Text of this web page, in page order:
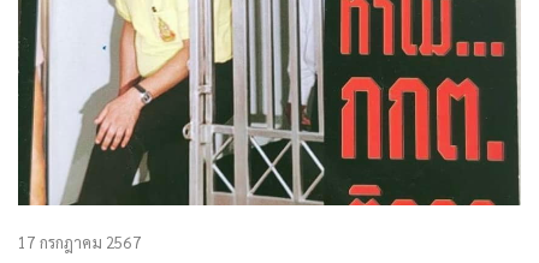
17 กรกฎาคม 2567